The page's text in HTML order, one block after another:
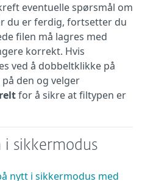
eventuelle spørsmål om
du er ferdig, fortsetter du
filen må lagres med
korrekt. Hvis
ved å dobbeltklikke på
den og velger
for å sikre at filtypen er
i sikkermodus
nytt i sikkermodus med